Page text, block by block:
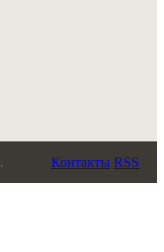
Контакты RSS